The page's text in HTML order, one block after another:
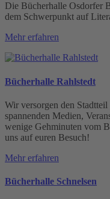
Die Bücherhalle Osdorfer
dem Schwerpunkt auf
Mehr erfahren
Bücherhalle Rahlstedt
Wir versorgen den
spannenden Medien,
wenige Gehminuten vom
uns auf euren Besuch!
Mehr erfahren
Bücherhalle Schnelsen